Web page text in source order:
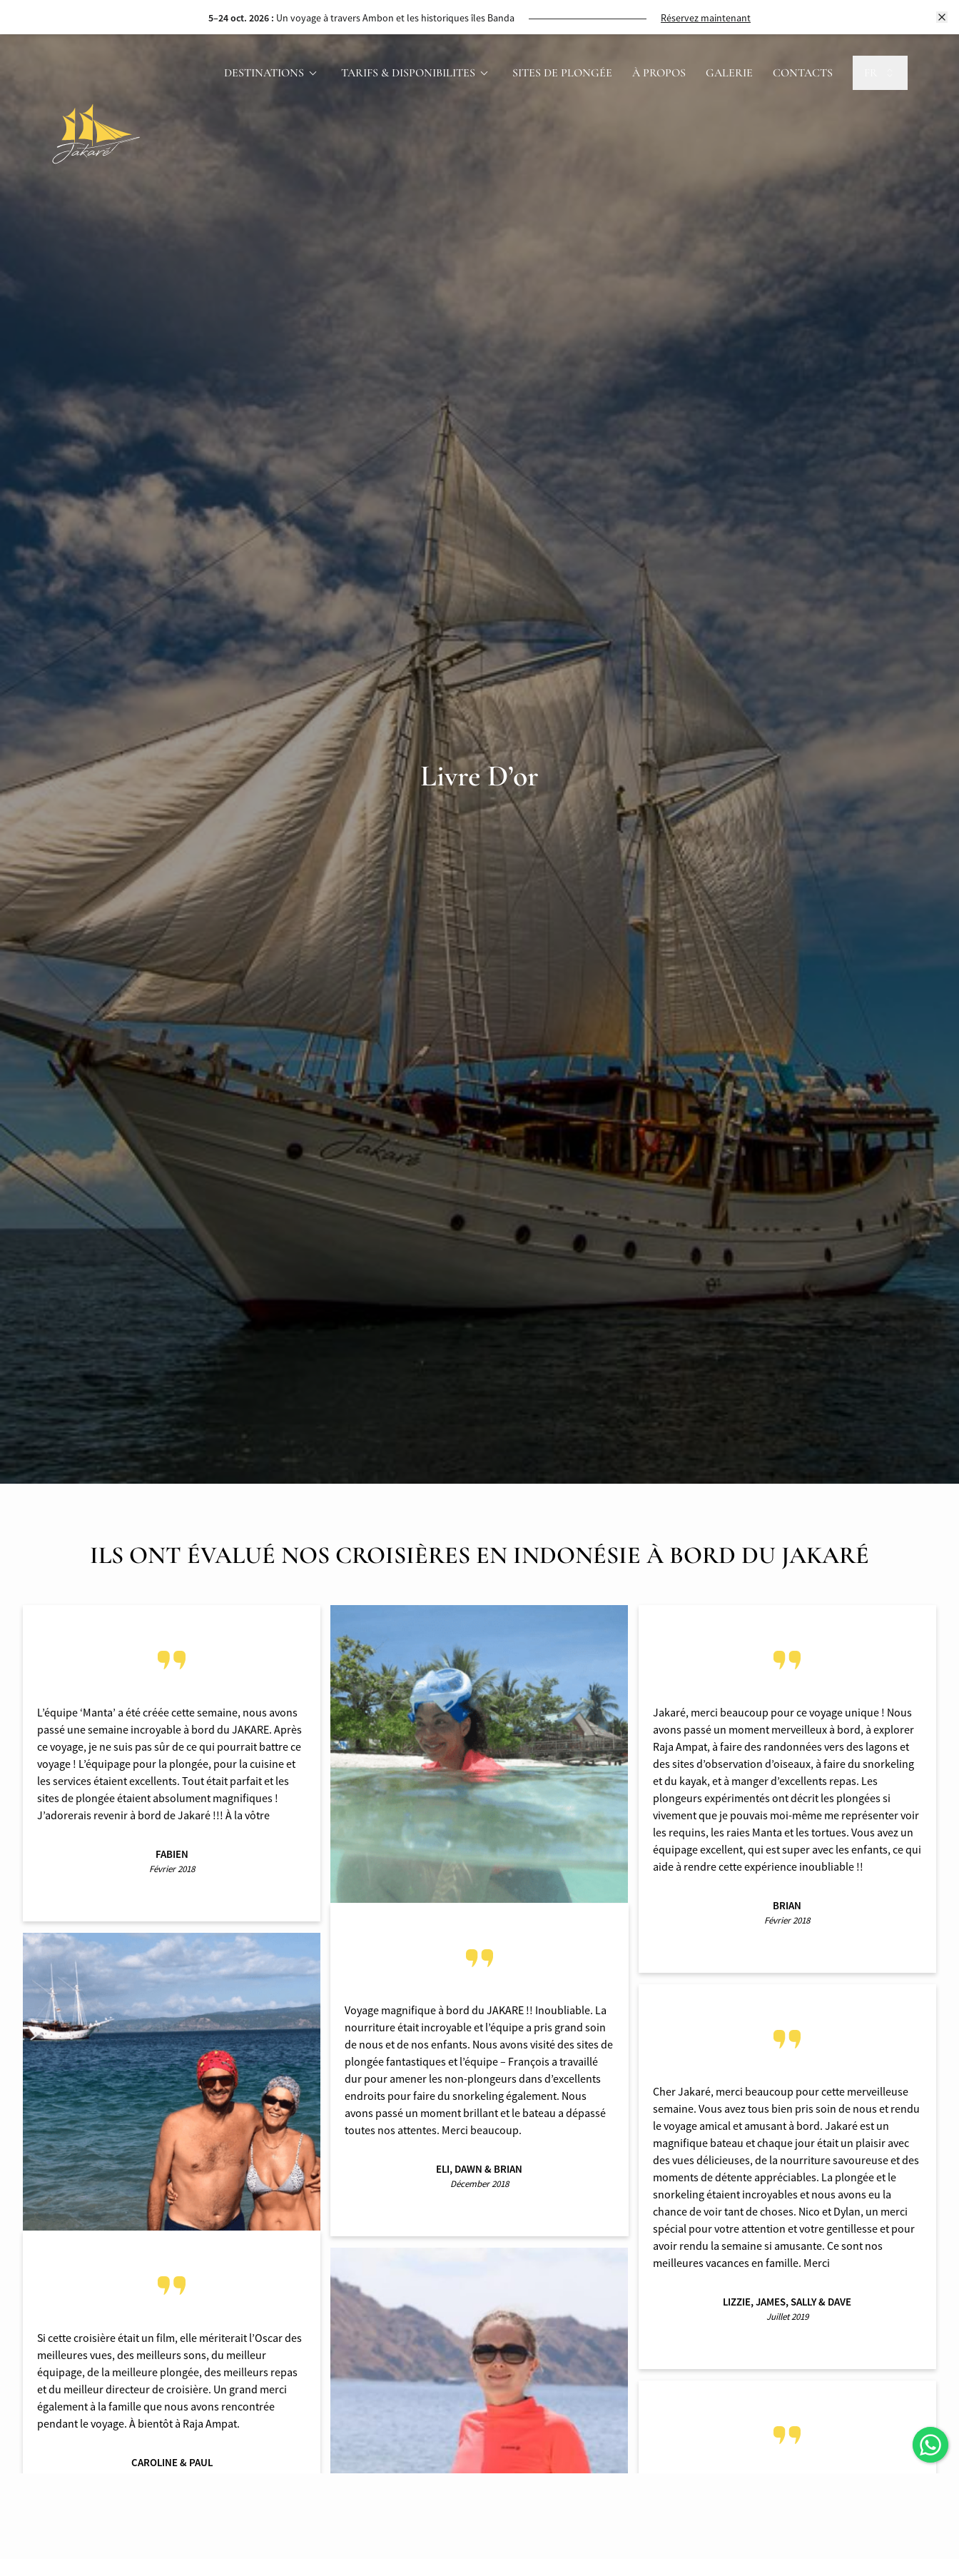
8–15 sept. 2026 :Naviguez de Komodo à Sumbawa, guidés par la mer Réservez maintenant
DESTINATIONS TARIFS & DISPONIBILITES SITES DE PLONGÉE À PROPOS GALERIE CONTACTS
Livre D’or
ILS ONT ÉVALUÉ NOS CROISIÈRES EN INDONÉSIE À BORD DU JAKARÉ
L’équipe ‘Manta’ a été créée cette semaine, nous avons
passé une semaine incroyable à bord du JAKARE. Après
ce voyage, je ne suis pas sûr de ce qui pourrait battre ce
voyage ! L’équipage pour la plongée, pour la cuisine et
les services étaient excellents. Tout était parfait et les
sites de plongée étaient absolument magnifiques !
J’adorerais revenir à bord de Jakaré !!! À la vôtre
FABIEN
Février 2018
Si cette croisière était un film, elle mériterait l’Oscar des
meilleures vues, des meilleurs sons, du meilleur
équipage, de la meilleure plongée, des meilleurs repas
et du meilleur directeur de croisière. Un grand merci
également à la famille que nous avons rencontrée
pendant le voyage. À bientôt à Raja Ampat.
CAROLINE & PAUL
Voyage magnifique à bord du JAKARE !! Inoubliable. La
nourriture était incroyable et l’équipe a pris grand soin
de nous et de nos enfants. Nous avons visité des sites de
plongée fantastiques et l’équipe – François a travaillé
dur pour amener les non-plongeurs dans d’excellents
endroits pour faire du snorkeling également. Nous
avons passé un moment brillant et le bateau a dépassé
toutes nos attentes. Merci beaucoup.
ELI, DAWN & BRIAN
Décember 2018
Jakaré, merci beaucoup pour ce voyage unique ! Nous
avons passé un moment merveilleux à bord, à explorer
Raja Ampat, à faire des randonnées vers des lagons et
des sites d’observation d’oiseaux, à faire du snorkeling
et du kayak, et à manger d’excellents repas. Les
plongeurs expérimentés ont décrit les plongées si
vivement que je pouvais moi-même me représenter voir
les requins, les raies Manta et les tortues. Vous avez un
équipage excellent, qui est super avec les enfants, ce qui
aide à rendre cette expérience inoubliable !!
BRIAN
Février 2018
Cher Jakaré, merci beaucoup pour cette merveilleuse
semaine. Vous avez tous bien pris soin de nous et rendu
le voyage amical et amusant à bord. Jakaré est un
magnifique bateau et chaque jour était un plaisir avec
des vues délicieuses, de la nourriture savoureuse et des
moments de détente appréciables. La plongée et le
snorkeling étaient incroyables et nous avons eu la
chance de voir tant de choses. Nico et Dylan, un merci
spécial pour votre attention et votre gentillesse et pour
avoir rendu la semaine si amusante. Ce sont nos
meilleures vacances en famille. Merci
LIZZIE, JAMES, SALLY & DAVE
Juillet 2019